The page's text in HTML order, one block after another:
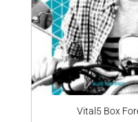
Vital5 Box